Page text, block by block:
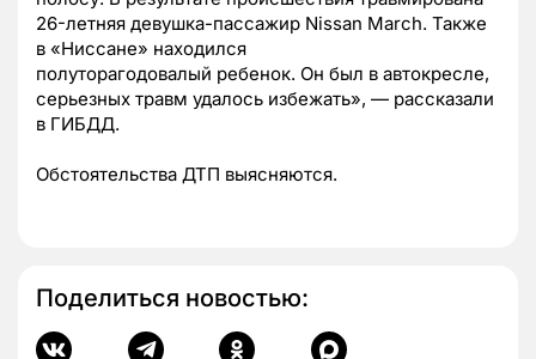
26-летняя девушка-пассажир Nissan March. Также
в «Ниссане» находился
полуторагодовалый ребенок. Он был в автокресле,
серьезных травм удалось избежать», — рассказали
в ГИБДД.
Обстоятельства ДТП выясняются.
Поделиться новостью: